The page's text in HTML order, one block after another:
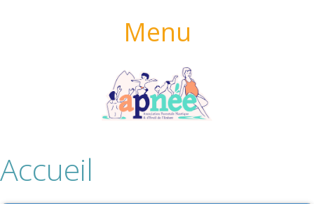
Menu
Accueil